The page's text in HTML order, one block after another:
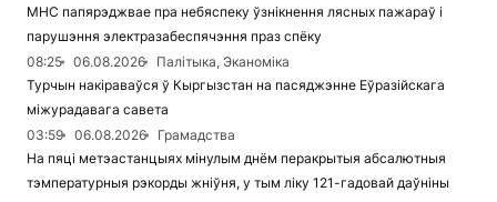
МНС папярэджвае пра небяспеку ўзнікнення лясных пажараў і
парушэння электразабеспячэння праз спёку
08:25
06.08.2026
Палітыка, Эканоміка
Турчын накіраваўся ў Кыргызстан на пасяджэнне Еўразійскага
міжурадавага савета
03:59
06.08.2026
Грамадства
На пяці метэастанцыях мінулым днём перакрытыя абсалютныя
тэмпературныя рэкорды жніўня, у тым ліку 121-гадовай даўніны